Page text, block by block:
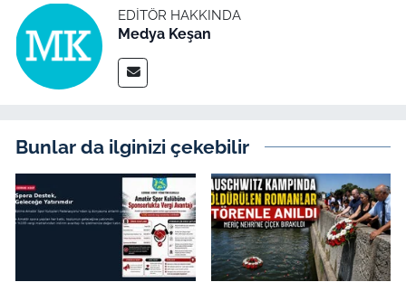
EDITÖR HAKKINDA
Medya Keşan
Bunlar da ilginizi çekebilir